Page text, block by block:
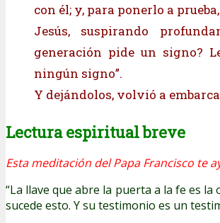
con él; y, para ponerlo a
Jesús, suspirando
generación pide un signo?
ningún signo”.
Y dejándolos, volvió a
Lectura espiritual breve
Esta meditación del Papa Francisco te
“La llave que abre la puerta a la fe es
sucede esto. Y su testimonio es un